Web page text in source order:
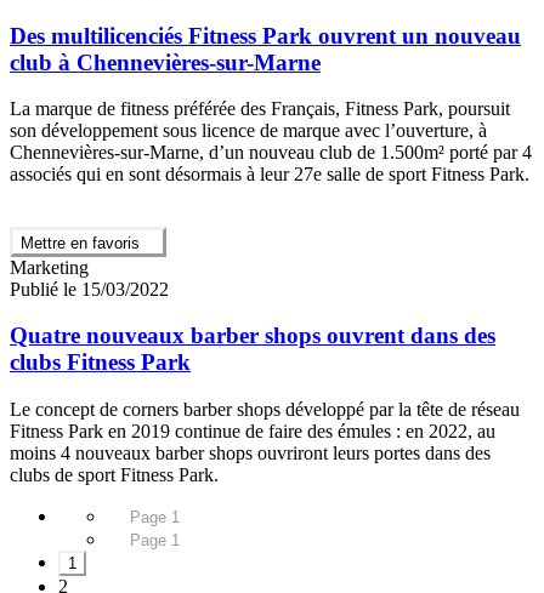
Des multilicenciés Fitness Park ouvrent un nouveau
club à Chennevières-sur-Marne
La marque de fitness préférée des Français, Fitness Park, poursuit
son développement sous licence de marque avec l’ouverture, à
Chennevières-sur-Marne, d’un nouveau club de 1.500m² porté par 4
associés qui en sont désormais à leur 27e salle de sport Fitness Park.
Mettre en favoris
Marketing
Publié le 15/03/2022
Quatre nouveaux barber shops ouvrent dans des
clubs Fitness Park
Le concept de corners barber shops développé par la tête de réseau
Fitness Park en 2019 continue de faire des émules : en 2022, au
moins 4 nouveaux barber shops ouvriront leurs portes dans des
clubs de sport Fitness Park.
Page 1
Page 1
1
2